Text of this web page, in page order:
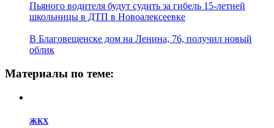
Пьяного водителя будут судить за гибель 15-летней
школьницы в ДТП в Новоалексеевке
В Благовещенске дом на Ленина, 76, получил новый
облик
Материалы по теме:
ЖКХ